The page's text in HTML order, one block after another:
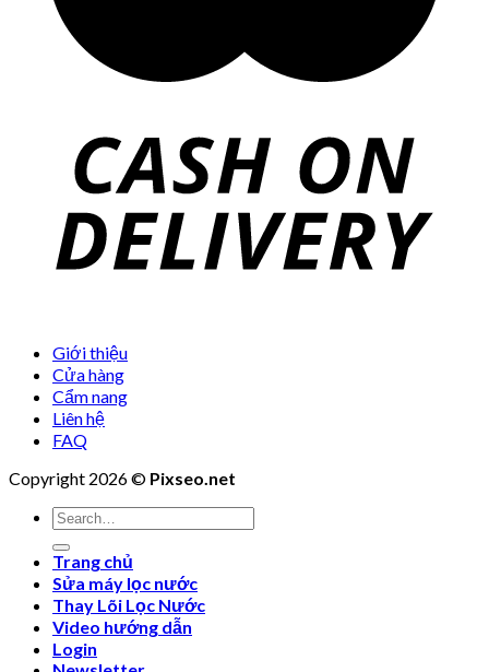
Giới thiệu
Cửa hàng
Cẩm nang
Liên hệ
FAQ
Copyright 2026 © Pixseo.net
Search
for:
Trang chủ
Sửa máy lọc nước
Thay Lõi Lọc Nước
Video hướng dẫn
Login